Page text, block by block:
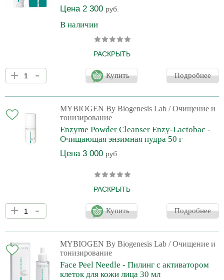
Цена 2 300 руб.
В наличии
РАСКРЫТЬ
Magic Gommage-Roll Cleansing Gel – cпециальный гель-гоммаж
для очищения кожи на основе увлажняющих компонентов и
растительных экстрактов. Гель не травмирует кожу, не вызывает
длительное увлажнение, гладкость и сияние. Идеально решает
проблему шероховатостей, шелушений и черных точек. Гель-
гоммаж имеет кислый рН, но не требует нейтрализации, что
облегчает процедуру тщательного очищения кожи
+ - Купить Подробнее
MYBIOGEN By Biogenesis Lab / Очищение и
тонизирование
Enzyme Powder Cleanser Enzy-Lactobac -
Очищающая энзимная пудра 50 г
Цена 3 000 руб.
РАСКРЫТЬ
Мелкодисперсная очищающая пудра — современный продукт
для глубокого очищения кожи на основе энзимов, пробиотиков и
растительных экстрактов. Образуя нежную пену при контакте с
загрязнения, не пересушивая ее. Пробиотическая формула
препарата разработана для предотвращения воспалений,
укрепления защиты и иммунитета кожи. Пудра отшелушивает
роговые клетки и эффективно подготавливает кожу к после
+ - Купить Подробнее
MYBIOGEN By Biogenesis Lab / Очищение и
тонизирование
Face Peel Needle - Пилинг с активатором
клеток для кожи лица 30 мл